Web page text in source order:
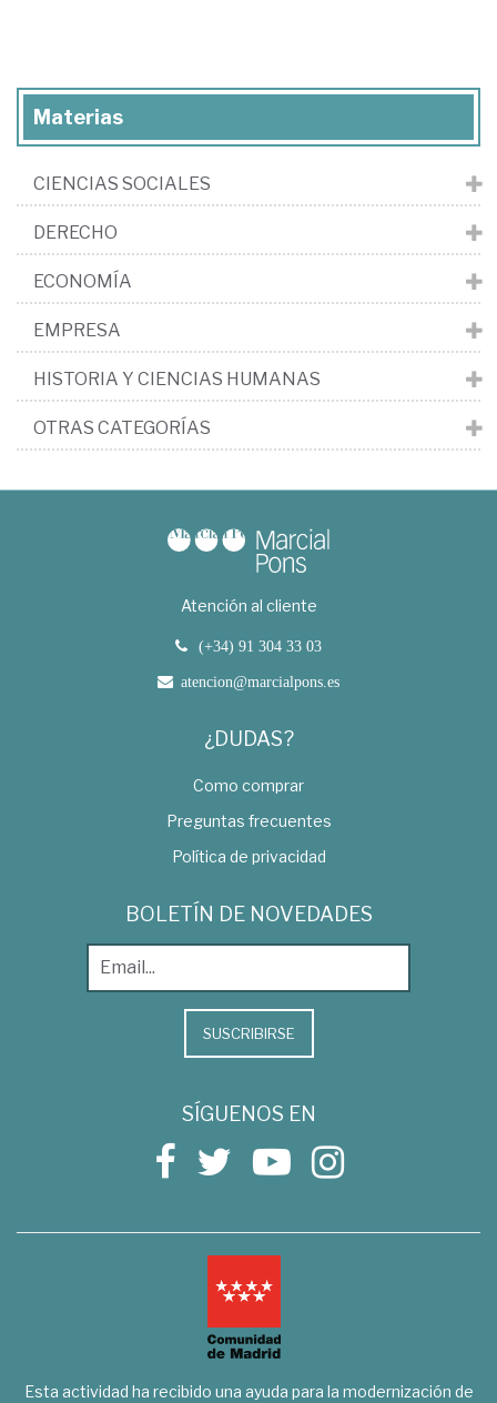
Materias
CIENCIAS SOCIALES
DERECHO
ECONOMÍA
EMPRESA
HISTORIA Y CIENCIAS HUMANAS
OTRAS CATEGORÍAS
Atención al cliente
(+34) 91 304 33 03
atencion@marcialpons.es
¿DUDAS?
Como comprar
Preguntas frecuentes
Política de privacidad
BOLETÍN DE NOVEDADES
SUSCRIBIRSE
SÍGUENOS EN
Esta actividad ha recibido una ayuda para la modernización de